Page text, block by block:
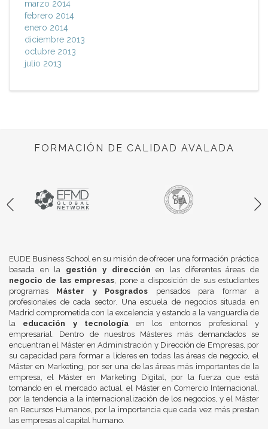
marzo 2014
febrero 2014
enero 2014
diciembre 2013
octubre 2013
julio 2013
FORMACIÓN DE CALIDAD AVALADA
EUDE Business School en su misión de ofrecer una formación práctica
basada en la gestión y dirección en las diferentes áreas de
negocio de las empresas, pone a disposición de sus estudiantes
programas Máster y Posgrados pensados para formar a
profesionales de cada sector. Una escuela de negocios situada en
Madrid comprometida con la excelencia y estando a la vanguardia de
la educación y tecnologíaen los entornos profesional y
empresarial. Dentro de nuestros Másteres más demandados se
encuentran el Máster en Administración y Dirección de Empresas, por
su capacidad para formar a líderes en todas las áreas de negocio, el
Máster en Marketing, por ser una de las áreas más importantes de la
empresa, el Máster en Marketing Digital, por la fuerza que está
tomando en el mercado actual, el Máster en Comercio Internacional,
por la tendencia a la internacionalización de los negocios, y el Máster
en Recursos Humanos, por la importancia que cada vez más prestan
las empresas al capital humano.